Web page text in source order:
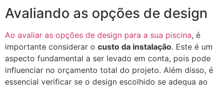
Avaliando as opções de design
Ao avaliar as opções de design para a sua piscina, é
importante considerar o custo da instalação. Este é um
aspecto fundamental a ser levado em conta, pois pode
influenciar no orçamento total do projeto. Além disso, é
essencial verificar se o design escolhido se adequa ao